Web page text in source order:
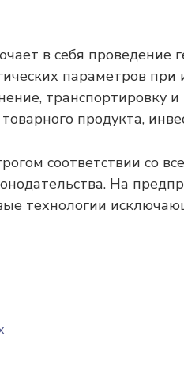
в себя проведение
параметров при
транспортировку и
продукта,
соответствии со
На
технологии